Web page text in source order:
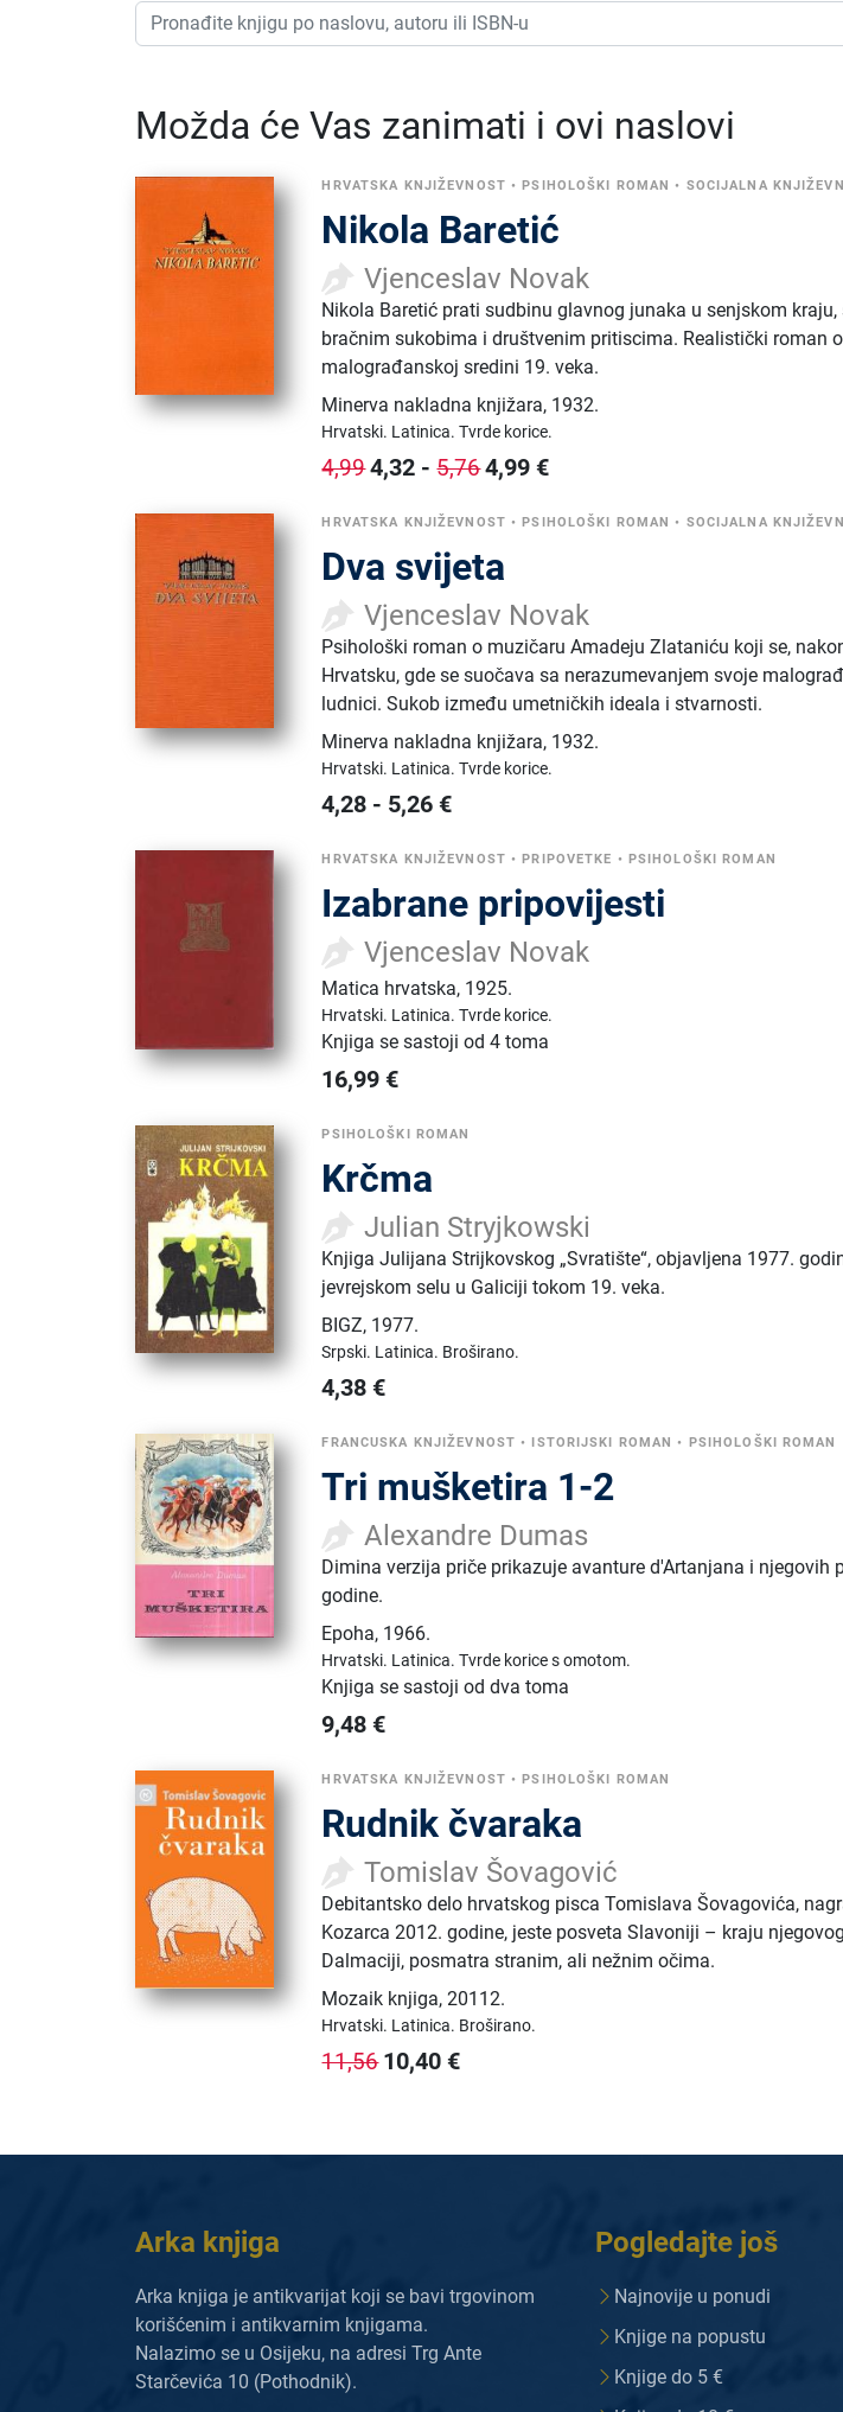
Možda će Vas zanimati i ovi naslovi
HRVATSKA KNJIŽEVNOST • PSIHOLOŠKI ROMAN • SOCIJALNA
Nikola Baretić
Vjenceslav Novak
Nikola Baretić prati sudbinu glavnog junaka u senjskom
bračnim sukobima i društvenim pritiscima. Realistički roman
malograđanskoj sredini 19. veka.
Minerva nakladna knjižara, 1932.
Hrvatski. Latinica.Tvrde korice.
4,994,32 -5,764,99 €
HRVATSKA KNJIŽEVNOST • PSIHOLOŠKI ROMAN • SOCIJALNA
Dva svijeta
Vjenceslav Novak
Psihološki roman o muzičaru Amadeju Zlataniću koji se,
Hrvatsku, gde se suočava sa nerazumevanjem svoje
ludnici. Sukob između umetničkih ideala i stvarnosti.
Minerva nakladna knjižara, 1932.
Hrvatski. Latinica.Tvrde korice.
4,28 - 5,26 €
HRVATSKA KNJIŽEVNOST • PRIPOVETKE • PSIHOLOŠKI ROMAN
Izabrane pripovijesti
Vjenceslav Novak
Matica hrvatska, 1925.
Hrvatski. Latinica.Tvrde korice.
Knjiga se sastoji od 4 toma
16,99 €
PSIHOLOŠKI ROMAN
Krčma
Julian Stryjkowski
Knjiga Julijana Strijkovskog „Svratište“, objavljena 1977.
jevrejskom selu u Galiciji tokom 19. veka.
BIGZ, 1977.
Srpski. Latinica. Broširano.
4,38 €
FRANCUSKA KNJIŽEVNOST • ISTORIJSKI ROMAN • PSIHOLOŠKI ROMAN
Tri mušketira 1-2
Alexandre Dumas
Dimina verzija priče prikazuje avanture d'Artanjana i njegovih
godine.
Epoha, 1966.
Hrvatski. Latinica.Tvrde korice s omotom.
Knjiga se sastoji od dva toma
9,48 €
HRVATSKA KNJIŽEVNOST • PSIHOLOŠKI ROMAN
Rudnik čvaraka
Tomislav Šovagović
Debitantsko delo hrvatskog pisca Tomislava Šovagovića,
Kozarca 2012. godine, jeste posveta Slavoniji – kraju
Dalmaciji, posmatra stranim, ali nežnim očima.
Mozaik knjiga,20112.
Hrvatski. Latinica. Broširano.
11,5610,40 €
Arka knjiga
Arka knjiga je antikvarijat koji se bavi trgovinom
korišćenim i antikvarnim knjigama.
Nalazimo se u Osijeku, na adresi Trg Ante
Starčevića 10 (Pothodnik).
Pogledajte još
Najnovije u ponudi
Knjige na popustu
Knjige do 5 €